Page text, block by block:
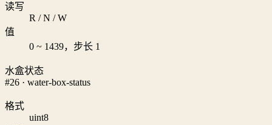
读写
R / N / W
值
0 ~ 1439，步长 1
水盒状态
#26 · water-box-status
格式
uint8